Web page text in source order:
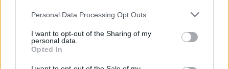
Personal Data Processing Opt Outs
I want to opt-out of the Sharing of my
personal data.
Opted In
teritorijoje, kurios nekontroliuoja Sirijos
ataką surengė IS.